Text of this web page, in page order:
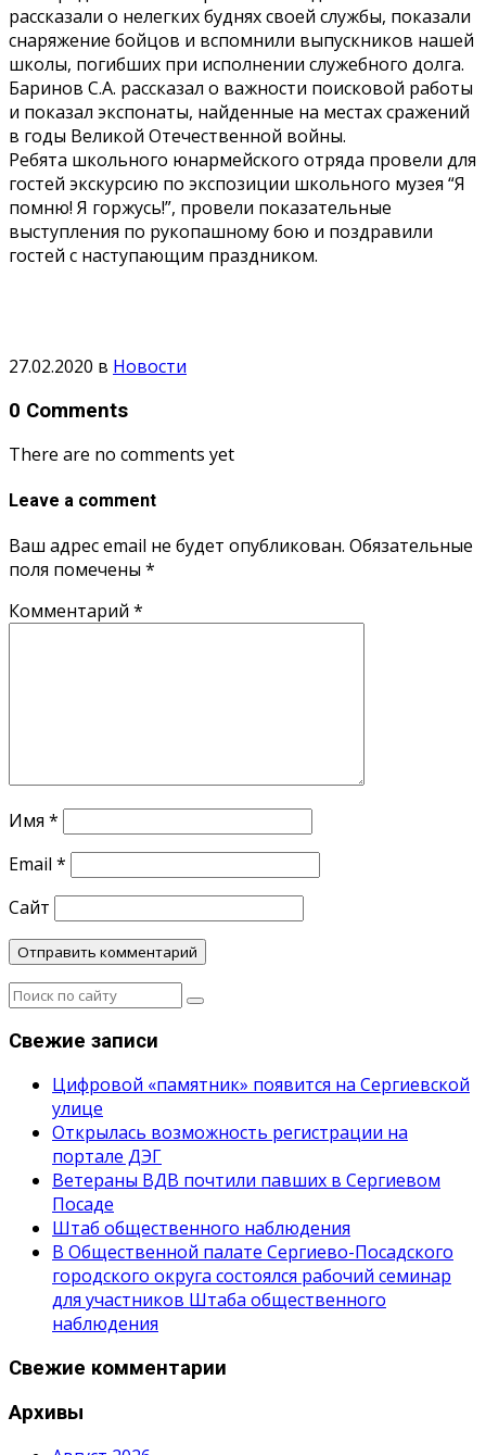
рассказали о нелегких буднях своей службы, показали
снаряжение бойцов и вспомнили выпускников нашей
школы, погибших при исполнении служебного долга.
Баринов С.А. рассказал о важности поисковой работы
и показал экспонаты, найденные на местах сражений
в годы Великой Отечественной войны.
Ребята школьного юнармейского отряда провели для
гостей экскурсию по экспозиции школьного музея “Я
помню! Я горжусь!”, провели показательные
выступления по рукопашному бою и поздравили
гостей с наступающим праздником.
27.02.2020 в Новости
0 Comments
There are no comments yet
Leave a comment
Ваш адрес email не будет опубликован. Обязательные
поля помечены *
Комментарий *
Имя *
Email *
Сайт
Свежие записи
Цифровой «памятник» появится на Сергиевской
улице
Открылась возможность регистрации на
портале ДЭГ
Ветераны ВДВ почтили павших в Сергиевом
Посаде
Штаб общественного наблюдения
В Общественной палате Сергиево-Посадского
городского округа состоялся рабочий семинар
для участников Штаба общественного
наблюдения
Свежие комментарии
Архивы